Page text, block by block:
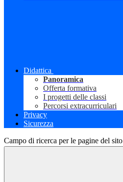
Didattica
Panoramica
Offerta formativa
I progetti delle classi
Percorsi extracurriculari
Privacy
Sicurezza
Campo di ricerca per le pagine del sito